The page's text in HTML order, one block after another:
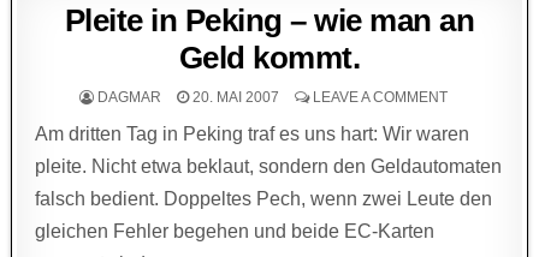
Pleite in Peking – wie man an
Geld kommt.
DAGMAR 20. MAI 2007 LEAVE A COMMENT
Am dritten Tag in Peking traf es uns hart: Wir waren
pleite. Nicht etwa beklaut, sondern den Geldautomaten
falsch bedient. Doppeltes Pech, wenn zwei Leute den
gleichen Fehler begehen und beide EC-Karten